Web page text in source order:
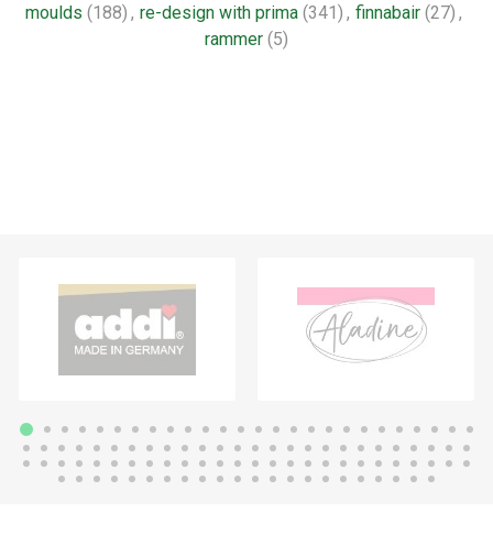
moulds (188) , re-design with prima (341) , finnabair (27) ,
rammer (5)